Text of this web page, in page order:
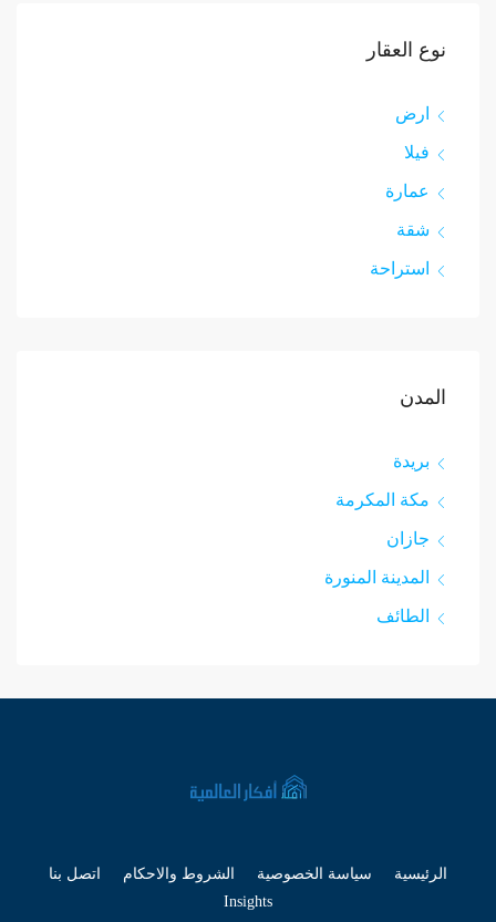
نوع العقار
ارض
فيلا
عمارة
شقة
استراحة
المدن
بريدة
مكة المكرمة
جازان
المدينة المنورة
الطائف
الرئيسية سياسة الخصوصية الشروط والاحكام
اتصل بنا
Insights